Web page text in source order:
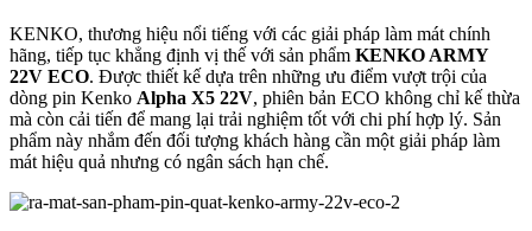
KENKO, thương hiệu nổi tiếng với các giải pháp làm mát chính
hãng, tiếp tục khẳng định vị thế với sản phẩm KENKO ARMY
22V ECO. Được thiết kế dựa trên những ưu điểm vượt trội của
dòng pin Kenko Alpha X5 22V, phiên bản ECO không chỉ kế thừa
mà còn cải tiến để mang lại trải nghiệm tốt với chi phí hợp lý. Sản
phẩm này nhắm đến đối tượng khách hàng cần một giải pháp làm
mát hiệu quả nhưng có ngân sách hạn chế.